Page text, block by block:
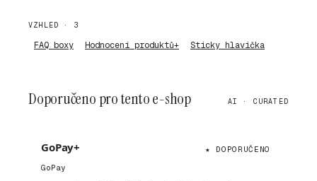
VZHLED · 3
FAQ boxy Hodnocení produktů+ Sticky hlavička
Doporučeno pro tento e-shop AI · CURATED
GoPay+
★ DOPORUČENO
GoPay